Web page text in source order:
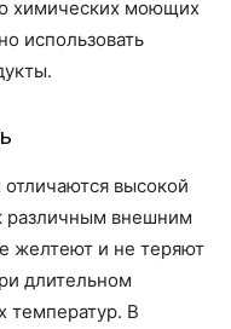
химических моющих
использовать
высокой
различным внешним
желтеют и не теряют
длительном
температур. В